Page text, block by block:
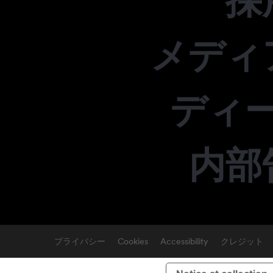
メデ
ディ
内
プライバシー Cookies Accessibility クレジット